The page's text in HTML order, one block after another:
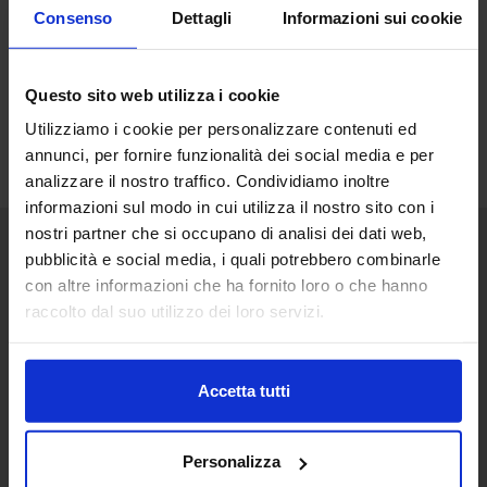
Consenso Dettagli Informazioni sui cookie
Questo sito web utilizza i cookie
Utilizziamo i cookie per personalizzare contenuti ed
annunci, per fornire funzionalità dei social media e per
analizzare il nostro traffico. Condividiamo inoltre
informazioni sul modo in cui utilizza il nostro sito con i
nostri partner che si occupano di analisi dei dati web,
pubblicità e social media, i quali potrebbero combinarle
con altre informazioni che ha fornito loro o che hanno
raccolto dal suo utilizzo dei loro servizi.
Accetta tutti
Personalizza
Via Eritrea 21/A
+ 39 02.332039460